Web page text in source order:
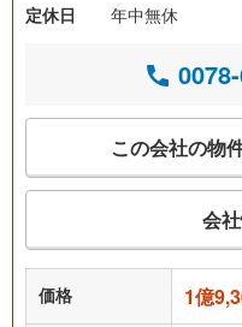
定休日
年中無休
この会社の物
会
価格 1億